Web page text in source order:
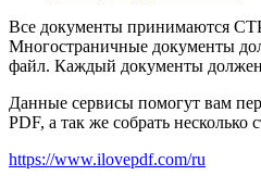
Все документы принимаются
Многостраничные документы
файл. Каждый документы
Данные сервисы помогут вам
PDF, а так же собрать несколько
https://www.ilovepdf.com/ru